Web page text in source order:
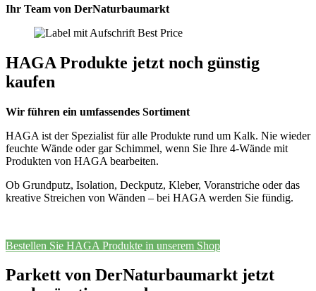
Ihr Team von DerNaturbaumarkt
HAGA Produkte jetzt noch günstig
kaufen
Wir führen ein umfassendes Sortiment
HAGA ist der Spezialist für alle Produkte rund um Kalk. Nie wieder
feuchte Wände oder gar Schimmel, wenn Sie Ihre 4-Wände mit
Produkten von HAGA bearbeiten.
Ob Grundputz, Isolation, Deckputz, Kleber, Voranstriche oder das
kreative Streichen von Wänden – bei HAGA werden Sie fündig.
Bestellen Sie HAGA Produkte in unserem Shop
Parkett von DerNaturbaumarkt jetzt